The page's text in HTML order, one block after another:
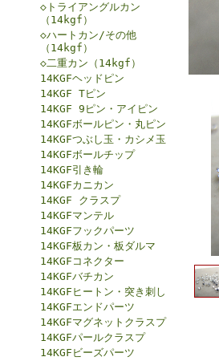
◇トライアングルカン
（14kgf）
◇ハートカン/その他
（14kgf）
◇二重カン（14kgf）
14KGFヘッドピン
14KGF Tピン
14KGF 9ピン・アイピン
14KGFボールピン・丸ピン
14KGFつぶし玉・カシメ玉
14KGFボールチップ
14KGF引き輪
14KGFカニカン
14KGF クラスプ
14KGFマンテル
14KGFフックパーツ
14KGF板カン・板ダルマ
14KGFコネクター
14KGFバチカン
14KGFヒートン・突き刺し
14KGFエンドパーツ
14KGFマグネットクラスプ
14KGFパールクラスプ
14KGFビーズパーツ